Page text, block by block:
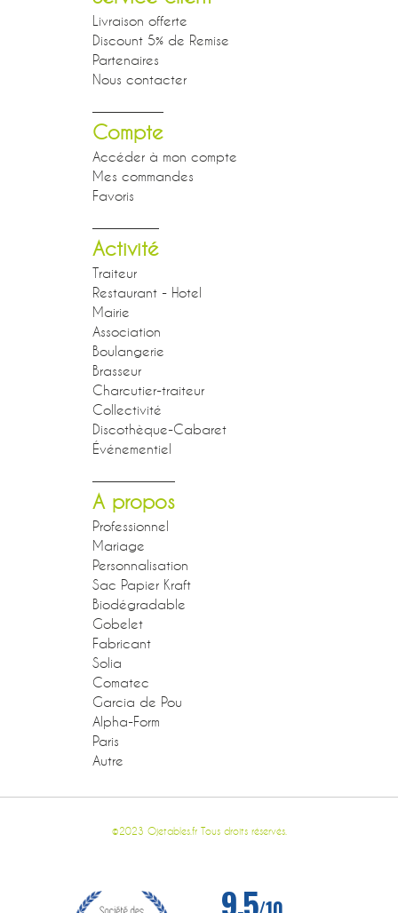
Livraison offerte
Discount 5% de Remise
Partenaires
Nous contacter
Compte
Accéder à mon compte
Mes commandes
Favoris
Activité
Traiteur
Restaurant - Hotel
Mairie
Association
Boulangerie
Brasseur
Charcutier-traiteur
Collectivité
Discothèque-Cabaret
Événementiel
A propos
Professionnel
Mariage
Personnalisation
Sac Papier Kraft
Biodégradable
Gobelet
Fabricant
Solia
Comatec
Garcia de Pou
Alpha-Form
Paris
Autre
©2023 Ojetables.fr Tous droits réservés.